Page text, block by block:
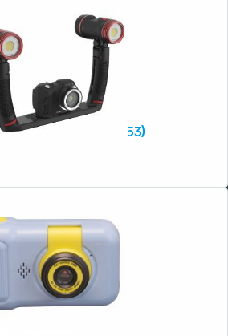
Sealife Micro 3.0 Pro Duo 5000 Set (SL553)